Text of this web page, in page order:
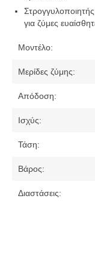
για ζύμες
Μοντέλο:
Μερίδες ζύμης:
Απόδοση:
Ισχύς:
Τάση:
Βάρος:
Διαστάσεις: